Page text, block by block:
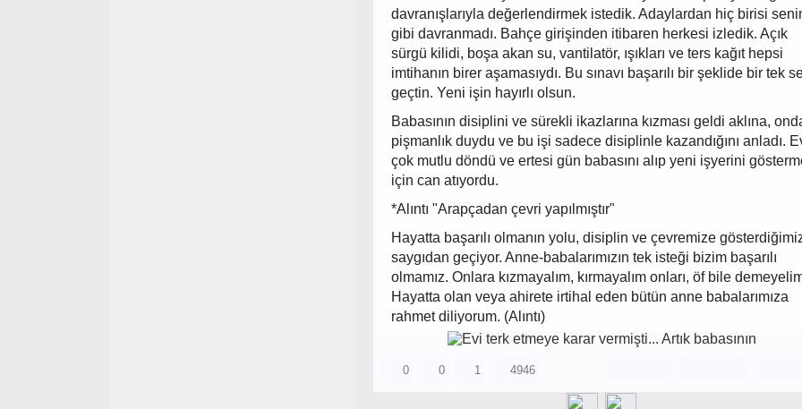
davranışlarıyla değerlendirmek istedik. Adaylardan hiç birisi
gibi davranmadı. Bahçe girişinden itibaren herkesi izledik. Açık
sürgü kilidi, boşa akan su, vantilatör, ışıkları ve ters kağıt hepsi
imtihanın birer aşamasıydı. Bu sınavı başarılı bir şeklide bir tek
geçtin. Yeni işin hayırlı olsun.
Babasının disiplini ve sürekli ikazlarına kızması geldi aklına,
pişmanlık duydu ve bu işi sadece disiplinle kazandığını anladı.
çok mutlu döndü ve ertesi gün babasını alıp yeni işyerini
için can atıyordu.
*Alıntı "Arapçadan çevri yapılmıştır"
Hayatta başarılı olmanın yolu, disiplin ve çevremize
saygıdan geçiyor. Anne-babalarımızın tek isteği bizim başarılı
olmamız. Onlara kızmayalım, kırmayalım onları, öf bile
Hayatta olan veya ahirete irtihal eden bütün anne babalarımıza
rahmet diliyorum. (Alıntı)
0 0 1 4946